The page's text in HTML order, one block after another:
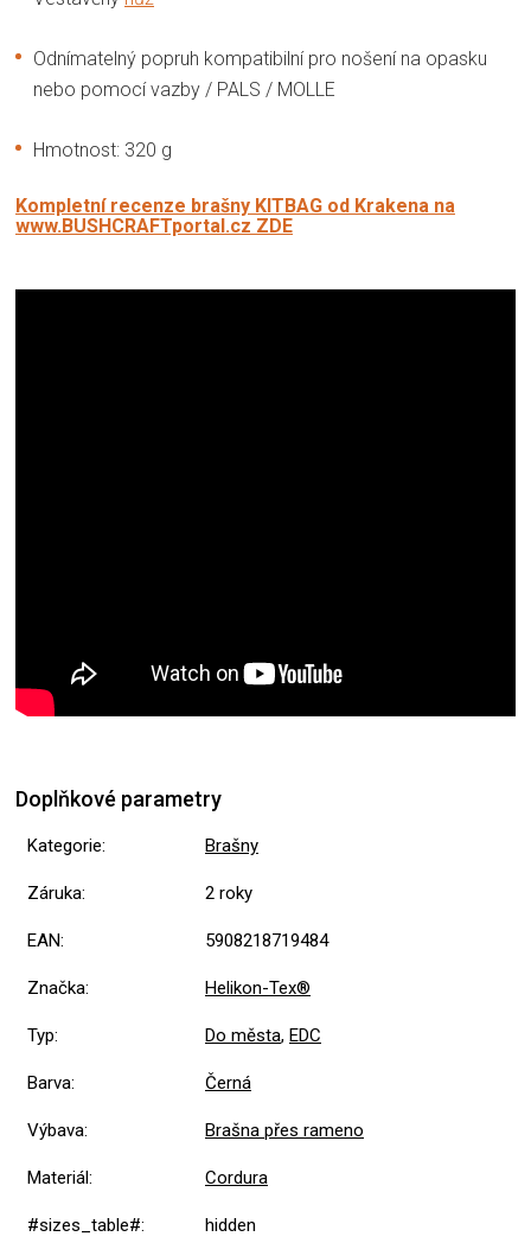
Odnímatelný popruh kompatibilní pro nošení na opasku
nebo pomocí vazby / PALS / MOLLE
Hmotnost: 320 g
Kompletní recenze brašny KITBAG od Krakena na
www.BUSHCRAFTportal.cz ZDE
Doplňkové parametry
Kategorie: Brašny
Záruka: 2 roky
EAN: 5908218719484
Značka: Helikon-Tex®
Typ: Do města, EDC
Barva: Černá
Výbava: Brašna přes rameno
Materiál: Cordura
#sizes_table#: hidden